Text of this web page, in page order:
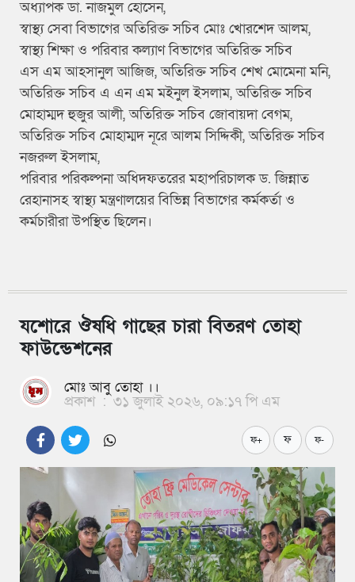
অধ্যাপক ডা. নাজমুল হোসেন,
স্বাস্থ্য সেবা বিভাগের অতিরিক্ত সচিব মোঃ খোরশেদ আলম,
স্বাস্থ্য শিক্ষা ও পরিবার কল্যাণ বিভাগের অতিরিক্ত সচিব
এস এম আহসানুল আজিজ, অতিরিক্ত সচিব শেখ মোমেনা মনি,
অতিরিক্ত সচিব এ এন এম মইনুল ইসলাম, অতিরিক্ত সচিব
মোহাম্মদ হুজুর আলী, অতিরিক্ত সচিব জোবায়দা বেগম,
অতিরিক্ত সচিব মোহাম্মদ নূরে আলম সিদ্দিকী, অতিরিক্ত সচিব
নজরুল ইসলাম,
পরিবার পরিকল্পনা অধিদফতরের মহাপরিচালক ড. জিন্নাত
রেহানাসহ স্বাস্থ্য মন্ত্রণালয়ের বিভিন্ন বিভাগের কর্মকর্তা ও
কর্মচারীরা উপস্থিত ছিলেন।
যশোরে ঔষধি গাছের চারা বিতরণ তোহা
ফাউন্ডেশনের
মোঃ আবু তোহা ।।
প্রকাশ : ৩১ জুলাই ২০২৬, ০৯:১৭ পি এম
ফ+ ফ ফ-